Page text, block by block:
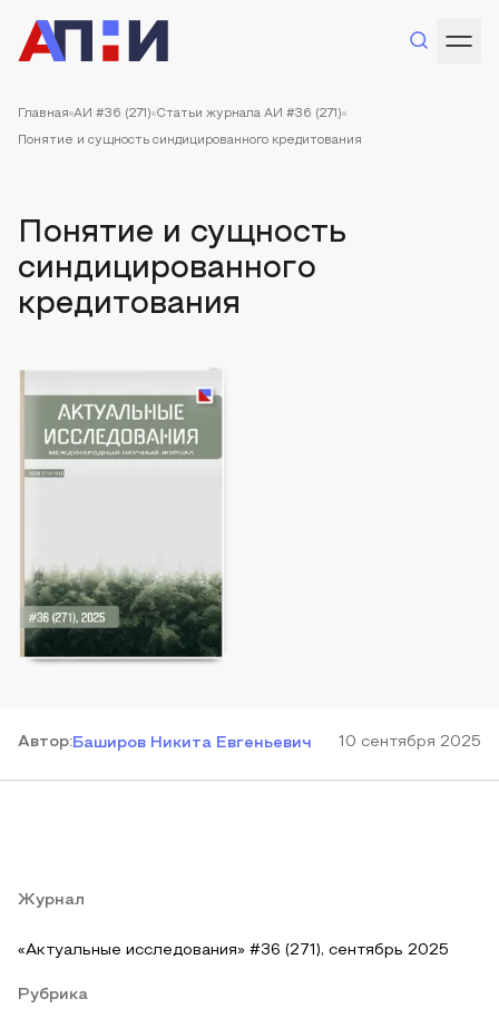
Главная АИ #36 (271) Статьи журнала АИ #36 (271)
Понятие и сущность синдицированного кредитования
Понятие и сущность
синдицированного
кредитования
Автор:Баширов Никита Евгеньевич 10 сентября 2025
Журнал
«Актуальные исследования» #36 (271), сентябрь 2025
Рубрика